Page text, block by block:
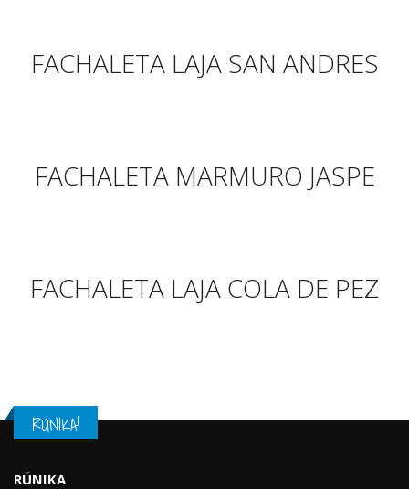
FACHALETA LAJA SAN ANDRES
FACHALETA MARMURO JASPE
FACHALETA LAJA COLA DE PEZ
RÚNIKA!
RÚNIKA